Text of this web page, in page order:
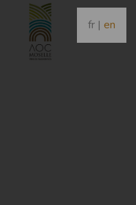
fr | en